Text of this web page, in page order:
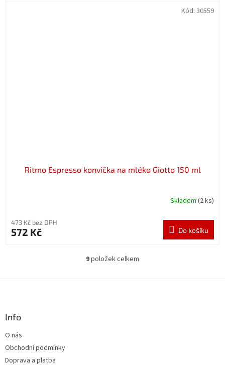
Ritmo Espresso konvička na mléko Giotto 150 ml
Skladem (2 ks)
473 Kč bez DPH
572 Kč Do košíku
Kód: 30559
O
l
9položek celkem
Info
O nás
Obchodní podmínky
Doprava a platba